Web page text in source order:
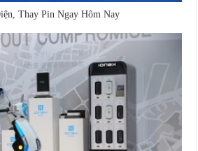
Thay Pin Ngay Hôm Nay